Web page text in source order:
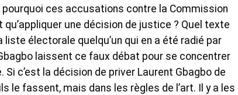
pourquoi ces accusations contre la Commission
qu’appliquer une décision de justice ? Quel texte
électorale quelqu’un qui en a été radié par
laissent ce faux débat pour se concentrer
c’est la décision de priver Laurent Gbagbo de
le fassent, mais dans les règles de l’art. Il y a les